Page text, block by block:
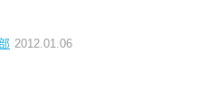
2012.01.06